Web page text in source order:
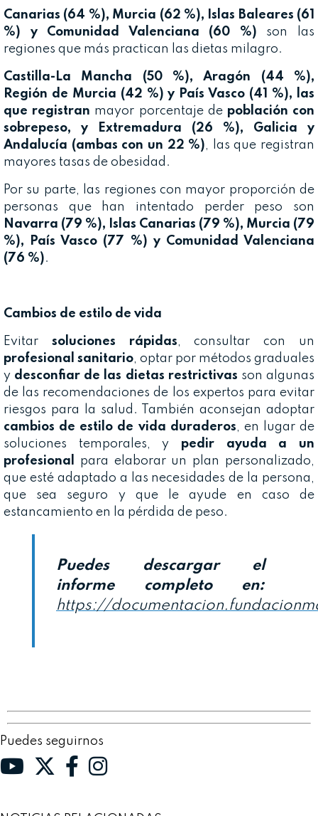
Canarias (64 %), Murcia (62 %), Islas Baleares (61
%) y Comunidad Valenciana (60 %) son las
regiones que más practican las dietas milagro.
Castilla-La Mancha (50 %), Aragón (44 %),
Región de Murcia (42 %) y País Vasco (41 %), las
que registran mayor porcentaje de población con
sobrepeso, y Extremadura (26 %), Galicia y
Andalucía (ambas con un 22 %), las que registran
mayores tasas de obesidad.
Por su parte, las regiones con mayor proporción de
personas que han intentado perder peso son
Navarra (79 %), Islas Canarias (79 %), Murcia (79
%), País Vasco (77 %) y Comunidad Valenciana
(76 %).
Cambios de estilo de vida
Evitar soluciones rápidas, consultar con un
profesional sanitario, optar por métodos graduales
y desconfiar de las dietas restrictivas son algunas
de las recomendaciones de los expertos para evitar
riesgos para la salud. También aconsejan adoptar
cambios de estilo de vida duraderos, en lugar de
soluciones temporales, y pedir ayuda a un
profesional
para elaborar un plan personalizado,
que esté adaptado a las necesidades de la persona,
que sea seguro y que le ayude en caso de
estancamiento en la pérdida de peso.
Puedes descargar el
informe completo en:
https://
Puedes seguirnos